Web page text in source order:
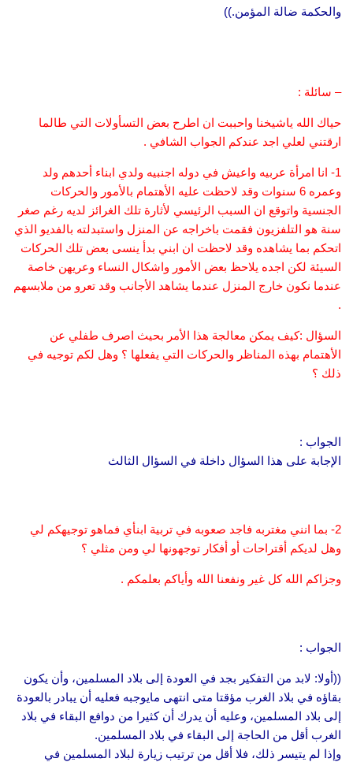
والحكمة ضالة المؤمن.))
– سائلة :
حياك الله ياشيخنا واحببت ان اطرح بعض التسأولات التي طالما
ارقتني لعلي اجد عندكم الجواب الشافي .
1- انا امرأة عربيه واعيش في دوله اجنبيه ولدي ابناء أحدهم ولد
وعمره 6 سنوات وقد لاحظت عليه الأهتمام بالأمور والحركات
الجنسية واتوقع ان السبب الرئيسي لأثارة تلك الغرائز لديه رغم صغر
سنة هو التلفزيون فقمت باخراجه عن المنزل واستبدلته بالفديو الذي
اتحكم بما يشاهده وقد لاحظت ان ابني بدأ ينسى بعض تلك الحركات
السيئة لكن اجده يلاحظ بعض الأمور واشكال النساء وعريهن خاصة
عندما نكون خارج المنزل عندما يشاهد الأجانب وقد تعرو من ملابسهم
.
السؤال :كيف يمكن معالجة هذا الأمر بحيث اصرف طفلي عن
الأهتمام بهذه المناظر والحركات التي يفعلها ؟ وهل لكم توجيه في
ذلك ؟
الجواب :
الإجابة على هذا السؤال داخلة في السؤال الثالث
2- بما انني مغتربه فاجد صعوبه في تربية ابنأي فماهو توجيهكم لي
وهل لديكم أقتراحات أو أفكار توجهونها لي ومن مثلي ؟
وجزاكم الله كل غير ونفعنا الله وأياكم بعلمكم .
الجواب :
((أولا: لابد من التفكير بجد في العودة إلى بلاد المسلمين، وأن يكون
بقاؤه في بلاد الغرب مؤقتا متى انتهى مايوجبه فعليه أن يبادر بالعودة
إلى بلاد المسلمين، وعليه أن يدرك أن كثيرا من دوافع البقاء في بلاد
الغرب أقل من الحاجة إلى البقاء في بلاد المسلمين.
وإذا لم يتيسر ذلك، فلا أقل من ترتيب زيارة لبلاد المسلمين في